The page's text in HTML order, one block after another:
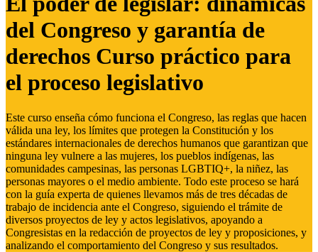
del Congreso y garantía de
derechos Curso práctico para
el proceso legislativo
Este curso enseña cómo funciona el Congreso, las reglas que hacen
válida una ley, los límites que protegen la Constitución y los
estándares internacionales de derechos humanos que garantizan que
ninguna ley vulnere a las mujeres, los pueblos indígenas, las
comunidades campesinas, las personas LGBTIQ+, la niñez, las
personas mayores o el medio ambiente. Todo este proceso se hará
con la guía experta de quienes llevamos más de tres décadas de
trabajo de incidencia ante el Congreso, siguiendo el trámite de
diversos proyectos de ley y actos legislativos, apoyando a
Congresistas en la redacción de proyectos de ley y proposiciones, y
analizando el comportamiento del Congreso y sus resultados.